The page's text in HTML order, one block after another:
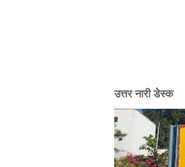
उत्तर नारी डेस्क